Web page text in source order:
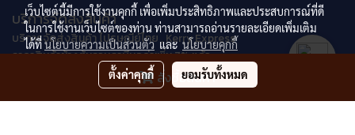
สั่งซื้อสินค้า
บริการจัดส่งสินค้า
บริการจัดส่งสินค้า ไปรษณีย์ไทย , Kerry Express
ราคาสินค้าข้างต้นรวมภาษีมูลค่าเพิ่ม 7% แล้ว
เว็บไซต์นี้มีการใช้งานคุกกี้ เพื่อเพิ่มประสิทธิภาพและประสบการณ์ที่ดี
ในการใช้งานเว็บไซต์ของท่าน ท่านสามารถอ่านรายละเอียดเพิ่มเติม
ได้ที่นโยบายความเป็นส่วนตัวและนโยบายคุกกี้
ตั้งค่าคุกกี้ ยอมรับทั้งหมด